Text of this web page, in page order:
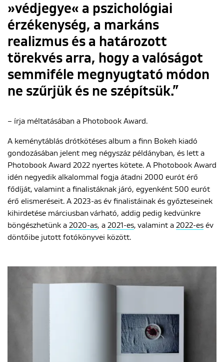
»védjegye« a pszichológiai
érzékenység, a markáns
realizmus és a határozott
törekvés arra, hogy a valóságot
semmiféle megnyugtató módon
ne szűrjük és ne szépítsük.”
– írja méltatásában a Photobook Award.
A keménytáblás drótkötéses album a finn Bokeh kiadó
gondozásában jelent meg négyszáz példányban, és lett a
Photobook Award 2022 nyertes kötete. A Photobook Award
idén negyedik alkalommal fogja átadni 2000 eurót érő
fődíját, valamint a finalistáknak járó, egyenként 500 eurót
érő elismeréseit. A 2023-as év finalistáinak és győzteseinek
kihirdetése márciusban várható, addig pedig kedvünkre
böngészhetünk a 2020-as, a 2021-es, valamint a 2022-es év
döntőibe jutott fotókönyvei között.